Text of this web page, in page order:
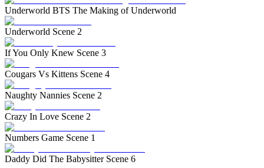
Underworld BTS The Making of Underworld
Underworld Scene 2
If You Only Knew Scene 3
Cougars Vs Kittens Scene 4
Naughty Nannies Scene 2
Crazy In Love Scene 2
Numbers Game Scene 1
Daddy Did The Babysitter Scene 6